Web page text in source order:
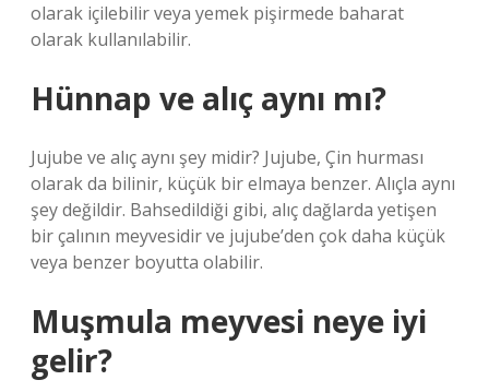
olarak içilebilir veya yemek pişirmede baharat
olarak kullanılabilir.
Hünnap ve alıç aynı mı?
Jujube ve alıç aynı şey midir? Jujube, Çin hurması
olarak da bilinir, küçük bir elmaya benzer. Alıçla aynı
şey değildir. Bahsedildiği gibi, alıç dağlarda yetişen
bir çalının meyvesidir ve jujube’den çok daha küçük
veya benzer boyutta olabilir.
Muşmula meyvesi neye iyi
gelir?